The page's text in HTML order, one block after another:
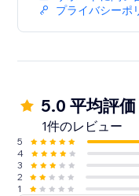
プライバシーポ
5.0 平均評価
1件のレビュー
5
4
3
2
1